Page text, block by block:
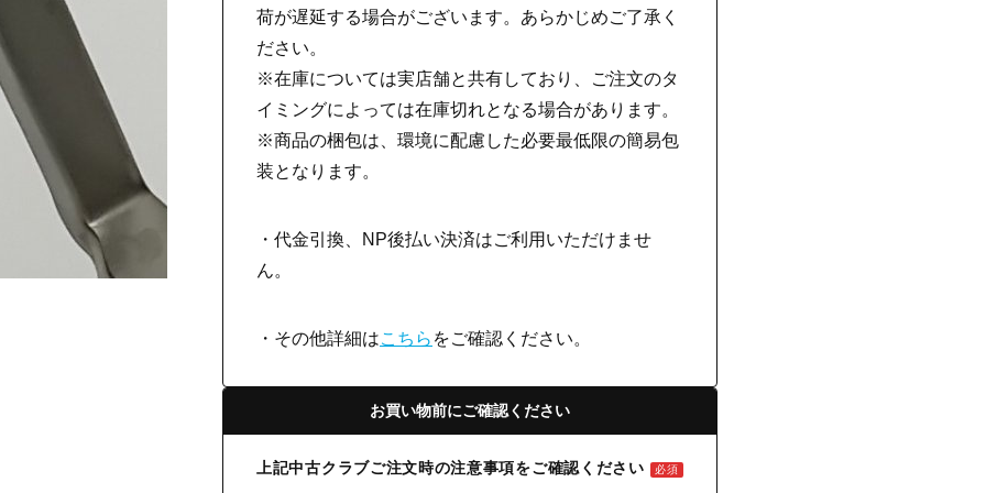
荷が遅延する場合がございます。あらかじめご了承く
ださい。
※在庫については実店舗と共有しており、ご注文のタ
イミングによっては在庫切れとなる場合があります。
※商品の梱包は、環境に配慮した必要最低限の簡易包
装となります。
・代金引換、NP後払い決済はご利用いただけませ
ん。
・その他詳細はこちら をご確認ください。
お買い物前にご確認ください
上記中古クラブご注文時の注意事項をご確認ください 必須